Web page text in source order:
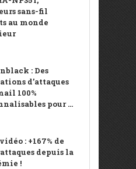
sans-fil
au monde
: Des
d’attaques
100%
pour ...
: +167% de
depuis la
!